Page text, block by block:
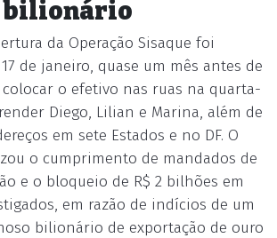
bilionário
da Operação Sisaque foi
de janeiro, quase um mês antes de
colocar o efetivo nas ruas na quarta-
Diego, Lilian e Marina, além de
em sete Estados e no DF. O
o cumprimento de mandados de
e o bloqueio de R$ 2 bilhões em
em razão de indícios de um
bilionário de exportação de ouro